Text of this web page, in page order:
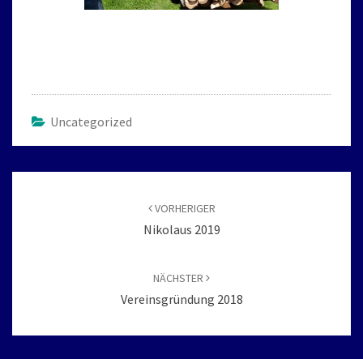
Uncategorized
VORHERIGER
Nikolaus 2019
NÄCHSTER
Vereinsgründung 2018